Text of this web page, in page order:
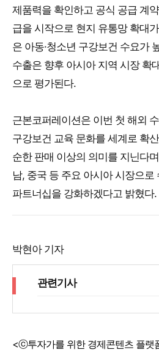
제품력을 확인하고 공식 공급 계
급을 시작으로 현지 유통망 확대
은 아동·청소년 구강보건 수요가
수출은 향후 아시아 지역 시장 확
으로 평가된다.
근본코퍼레이션은 이번 첫 해외
구강보건 교육 문화를 세계로 확
순한 판매 이상의 의미를 지닌다
남, 중국 등 주요 아시아 시장으로
파트너십을 강화하겠다고 밝혔다.
박현아 기자
관련기사
<ⓒ투자가를 위한 경제콘텐츠 플랫